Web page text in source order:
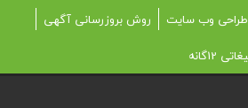
طراحی وب سایت
روش بروزرسانی آگهی